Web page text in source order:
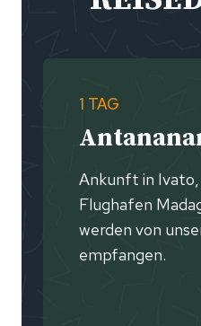
1 TAG
Ankunft in
Flughafen
werden von